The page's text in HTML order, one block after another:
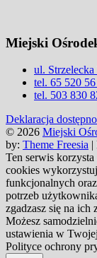
Miejski
ul. Strzelecka
tel. 65 520
tel. 503 830
Deklaracja
© 2026 Miejski
by: Theme Freesia |
Ten serwis
cookies
funkcjonalnych
potrzeb
zgadzasz się na ich
Możesz
ustawienia w
Polityce ochrony